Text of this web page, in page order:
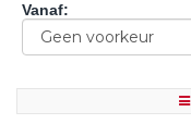
Vanaf: